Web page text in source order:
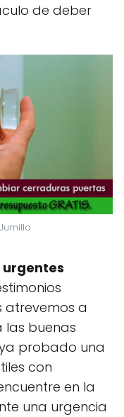
de deber
atrevemos a
buenas
probado una
con
en la
una urgencia